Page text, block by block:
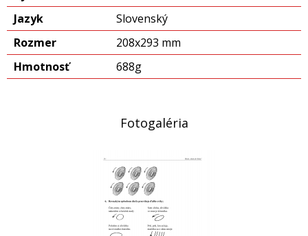
Jazyk
Slovenský
Rozmer
208x293 mm
Hmotnosť
688g
Fotogaléria